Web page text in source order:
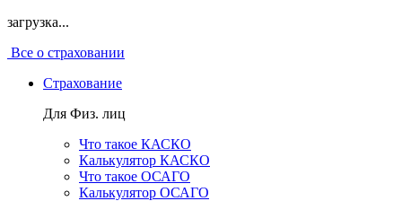
загрузка...
Все о страховании
Страхование
Для Физ. лиц
Что такое КАСКО
Калькулятор КАСКО
Что такое ОСАГО
Калькулятор ОСАГО